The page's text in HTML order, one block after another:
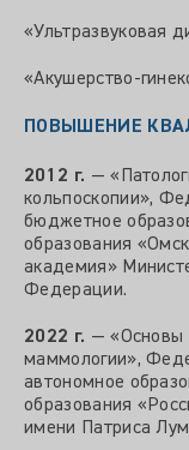
«Ультразвуковая
«Акушерство-
ПОВЫШЕНИЕ
2012 г. —
кольпоскопии»,
бюджетное
образования
академия»
Федерации.
2022 г. — «Основы
маммологии»,
автономное
образования
имени Патриса